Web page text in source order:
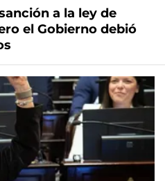
a la ley de
el Gobierno debió